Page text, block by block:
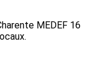
MEDEF 16